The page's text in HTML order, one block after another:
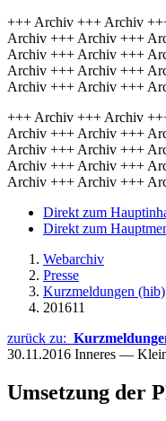
+++ Archiv +++ Archiv
Archiv +++ Archiv +++
Archiv +++ Archiv +++
Archiv +++ Archiv +++
Archiv +++ Archiv +++
+++ Archiv +++ Archiv
Archiv +++ Archiv +++
Archiv +++ Archiv +++
Archiv +++ Archiv +++
Archiv +++ Archiv +++
Direkt zum
Direkt zum
Webarchiv
Presse
Kurzmeldungen (hib)
201611
zurück zu:
30.11.2016 Inneres —
Umsetzung der